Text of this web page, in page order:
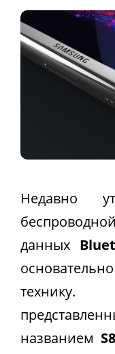
Недавно
данных
названием S8